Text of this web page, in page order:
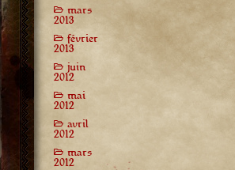
mars
2013
février
2013
juin
2012
mai
2012
avril
2012
mars
2012